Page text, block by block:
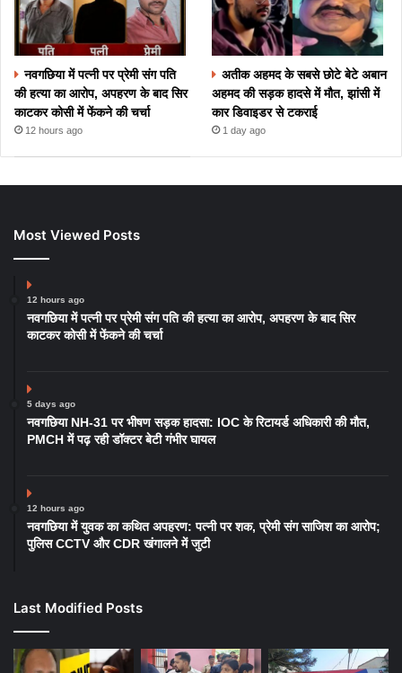
नवगछिया में पत्नी पर प्रेमी संग पति
की हत्या का आरोप, अपहरण के बाद सिर
काटकर कोसी में फेंकने की चर्चा
12 hours ago
अतीक अहमद के सबसे छोटे बेटे अबान
अहमद की सड़क हादसे में मौत, झांसी में
कार डिवाइडर से टकराई
1 day ago
Most Viewed Posts
12 hours ago
नवगछिया में पत्नी पर प्रेमी संग पति की हत्या का आरोप, अपहरण के बाद सिर
काटकर कोसी में फेंकने की चर्चा
5 days ago
नवगछिया NH-31 पर भीषण सड़क हादसा: IOC के रिटायर्ड अधिकारी की मौत,
PMCH में पढ़ रही डॉक्टर बेटी गंभीर घायल
12 hours ago
नवगछिया में युवक का कथित अपहरण: पत्नी पर शक, प्रेमी संग साजिश का आरोप;
पुलिस CCTV और CDR खंगालने में जुटी
Last Modified Posts